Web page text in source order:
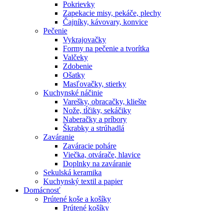
Pokrievky
Zapekacie misy, pekáče, plechy
Čajníky, kávovary, konvice
Pečenie
Vykrajovačky
Formy na pečenie a tvorítka
Valčeky
Zdobenie
Ošatky
Masľovačky, stierky
Kuchynské náčinie
Varešky, obracačky, kliešte
Nože, tĺčiky, sekáčiky
Naberačky a príbory
Škrabky a strúhadlá
Zaváranie
Zaváracie poháre
Viečka, otvárače, hlavice
Doplnky na zaváranie
Sekulská keramika
Kuchynský textil a papier
Domácnosť
Prútené koše a košíky
Prútené košíky